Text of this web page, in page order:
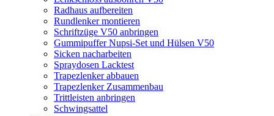
Radhaus aufbereiten
Rundlenker montieren
Schriftzüge V50 anbringen
Gummipuffer Nupsi-Set und Hülsen V50
Sicken nacharbeiten
Spraydosen Lacktest
Trapezlenker abbauen
Trapezlenker Zusammenbau
Trittleisten anbringen
Schwingsattel